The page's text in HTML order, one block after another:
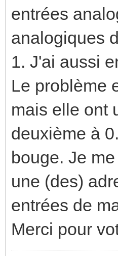
entrées
analogiques
1. J'ai aussi
Le problème
mais elle ont
deuxième à
bouge. Je
une (des)
entrées de
Merci pour